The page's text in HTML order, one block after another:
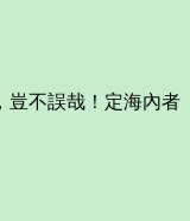
不誤哉！定海內者